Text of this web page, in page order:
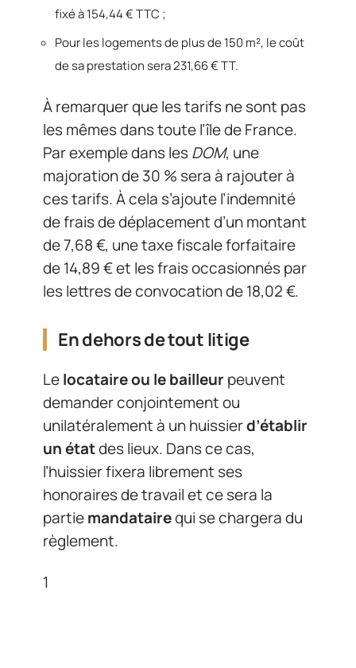
fixé à 154,44 € TTC ;
Pour les logements de plus de 150 m², le coût
de sa prestation sera 231,66 € TT.
À remarquer que les tarifs ne sont pas
les mêmes dans toute l’île de France.
Par exemple dans lesDOM, une
majoration de 30 % sera à rajouter à
ces tarifs. À cela s’ajoute l’indemnité
de frais de déplacement d’un montant
de 7,68 €, une taxe fiscale forfaitaire
de 14,89 € et les frais occasionnés par
les lettres de convocation de 18,02 €.
En dehors de tout litige
Lelocataire ou le bailleurpeuvent
demander conjointement ou
unilatéralement à un huissierd’établir
un étatdes lieux. Dans ce cas,
l’huissier fixera librement ses
honoraires de travail et ce sera la
partiemandatairequi se chargera du
règlement.
1